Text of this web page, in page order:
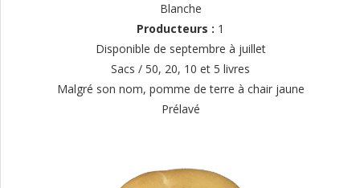
Blanche
Producteurs : 1
Disponible de septembre à juillet
Sacs / 50, 20, 10 et 5 livres
Malgré son nom, pomme de terre à chair jaune
Prélavé